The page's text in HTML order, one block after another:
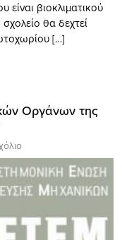
είναι βιοκλιματικού
θα δεχτεί
[…]
Οργάνων της